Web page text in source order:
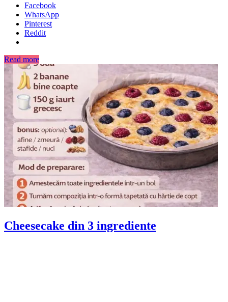
Facebook
WhatsApp
Pinterest
Reddit
Read more
Cheesecake din 3 ingrediente